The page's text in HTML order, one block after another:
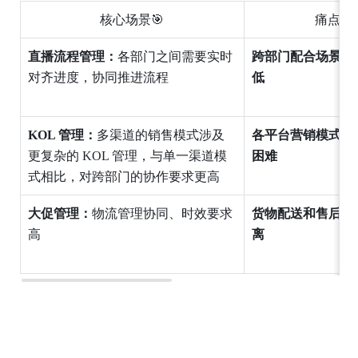
核心场景🎯 痛点😭
直播流程管理： 各部门之间需要实时
对齐进度，协同推进流程
跨部门配合场景多
低
KOL 管理： 多渠道的销售模式涉及
更复杂的 KOL 管理，与单一渠道模
式相比，对跨部门的协作要求更高
各平台营销模式迭
困难
大促管理： 物流管理协同、时效要求
高
货物配送和售后处
离